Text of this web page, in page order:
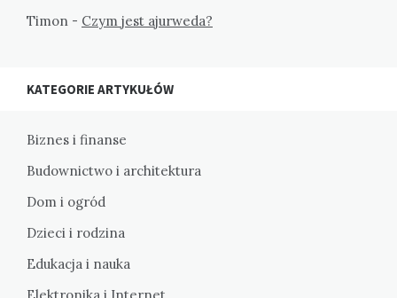
Timon - Czym jest ajurweda?
KATEGORIE ARTYKUŁÓW
Biznes i finanse
Budownictwo i architektura
Dom i ogród
Dzieci i rodzina
Edukacja i nauka
Elektronika i Internet